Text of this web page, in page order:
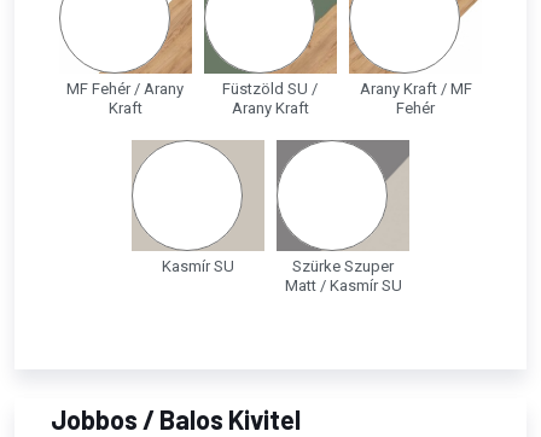
MF Fehér / Arany
Kraft
Füstzöld SU /
Arany Kraft
Arany Kraft / MF
Fehér
Kasmír SU
Szürke Szuper
Matt / Kasmír SU
Jobbos / Balos Kivitel